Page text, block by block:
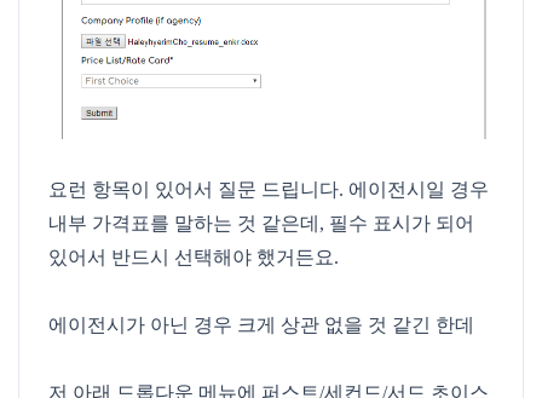
요런 항목이 있어서 질문 드립니다. 에이전시일 경우
내부 가격표를 말하는 것 같은데, 필수 표시가 되어
있어서 반드시 선택해야 했거든요.
에이전시가 아닌 경우 크게 상관 없을 것 같긴 한데
저 아래 드롭다운 메뉴에 퍼스트/세컨드/서드 초이스